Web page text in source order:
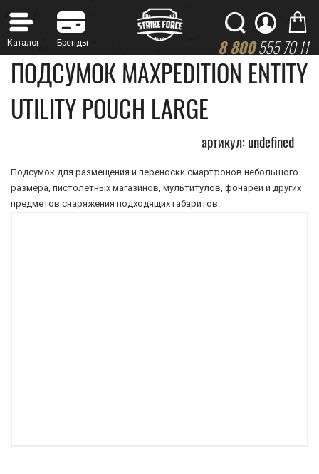
8 800555 70 11
ПОДСУМОК MAXPEDITION ENTITY
UTILITY POUCH LARGE
артикул: undefined
Подсумок для размещения и переноски смартфонов небольшого
размера, пистолетных магазинов, мультитулов, фонарей и других
предметов снаряжения подходящих габаритов.